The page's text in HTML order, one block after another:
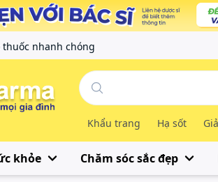
nhanh chóng
Khẩu trang Hạ sốt
khỏe Chăm sóc sắc đẹp